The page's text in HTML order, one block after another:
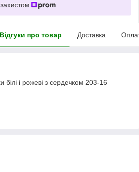
Відгуки про товар Доставка
білі і рожеві з сердечком 203-16